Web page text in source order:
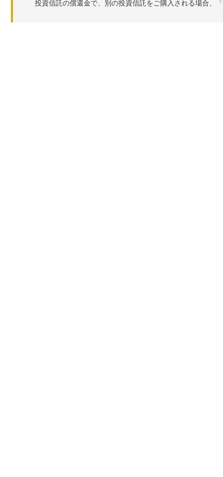
投資信託の償還金で、別の投資信託をご購入される場合、